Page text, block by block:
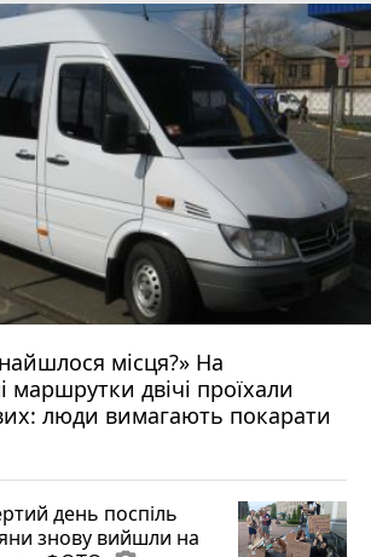
місця?» На
двічі проїхали
люди вимагають покарати
день поспіль
знову вийшли на